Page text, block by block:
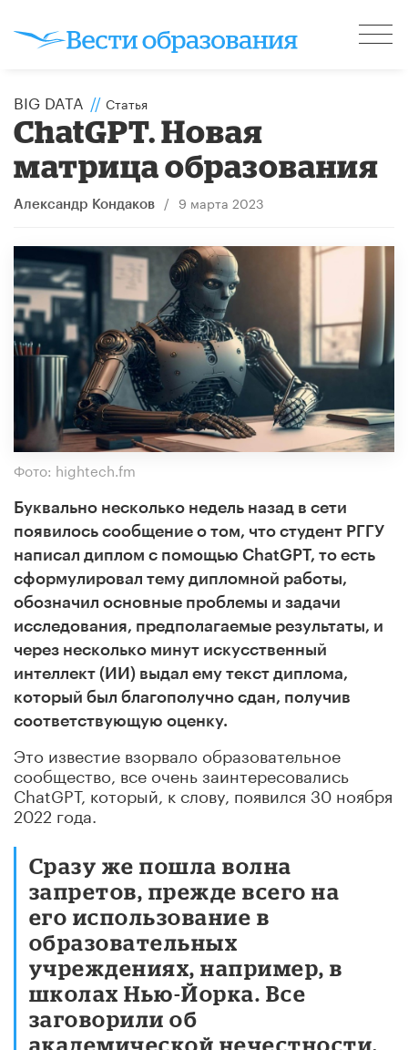
BIG DATA // Статья
ChatGPТ. Новая
матрица образования
Александр Кондаков / 9 марта 2023
Фото: hightech.fm
Буквально несколько недель назад в сети
появилось сообщение о том, что студент РГГУ
написал диплом с помощью ChatGPT, то есть
сформулировал тему дипломной работы,
обозначил основные проблемы и задачи
исследования, предполагаемые результаты, и
через несколько минут искусственный
интеллект (ИИ) выдал ему текст диплома,
который был благополучно сдан, получив
соответствующую оценку.
Это известие взорвало образовательное
сообщество, все очень заинтересовались
ChatGPT, который, к слову, появился 30 ноября
2022 года.
Сразу же пошла волна
запретов, прежде всего на
его использование в
образовательных
учреждениях, например, в
школах Нью-Йорка. Все
заговорили об
академической нечестности,